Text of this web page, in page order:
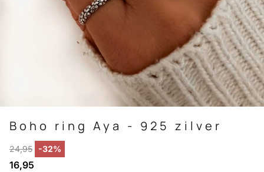
Boho ring Aya - 925 zilver
24,95 -32%
16,95